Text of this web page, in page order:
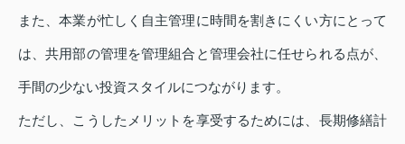
また、本業が忙しく自主管理に時間を割きにくい方にとって
は、共用部の管理を管理組合と管理会社に任せられる点が、
手間の少ない投資スタイルにつながります。
ただし、こうしたメリットを享受するためには、長期修繕計